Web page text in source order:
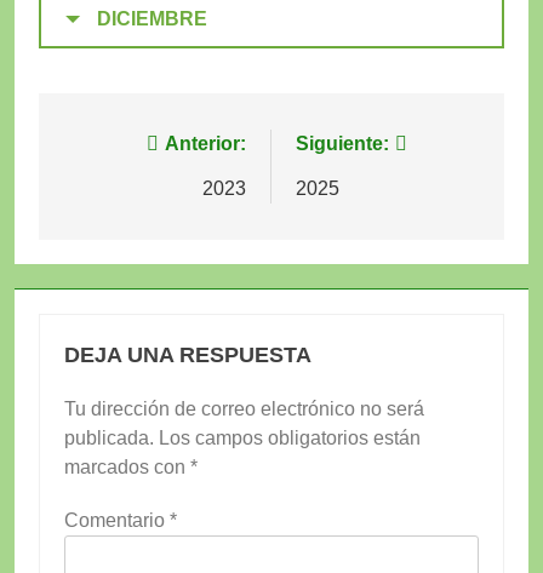
DICIEMBRE
Navegación
Anterior:
2023
Siguiente:
2025
DEJA UNA RESPUESTA
Tu dirección de correo electrónico no será
publicada. Los campos obligatorios están
marcados con *
Comentario *